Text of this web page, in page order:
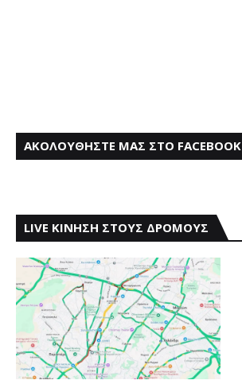
ΑΚΟΛΟΥΘΗΣΤΕ ΜΑΣ ΣΤΟ FACEBOOK
LIVE ΚΙΝΗΣΗ ΣΤΟΥΣ ΔΡΟΜΟΥΣ